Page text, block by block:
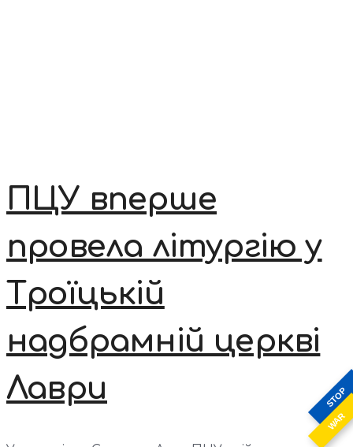
STOP
WAR
ПЦУ вперше
провела літургію у
Троїцькій
надбрамній церкві
Лаври